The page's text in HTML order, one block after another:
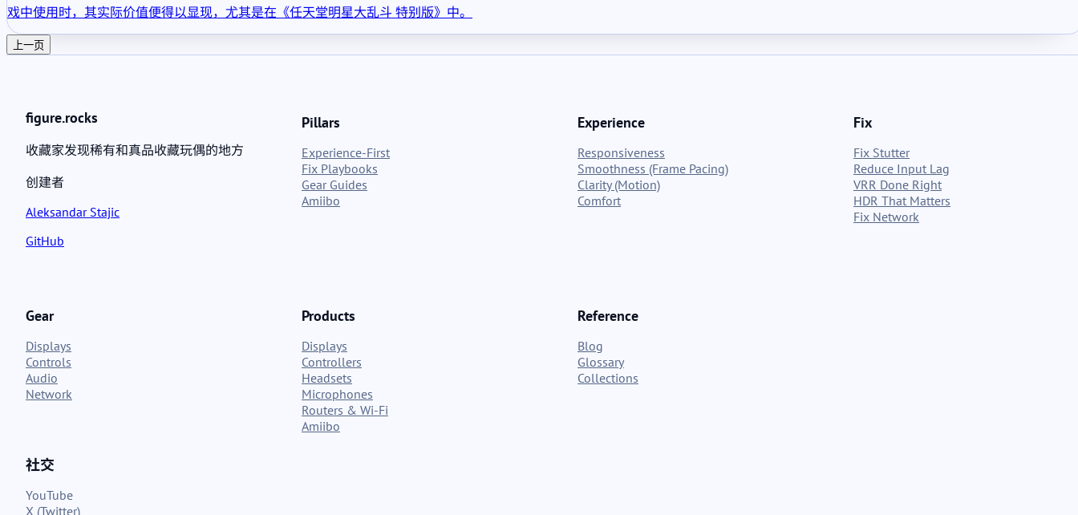
戏中使用时，其实际价值便得以显现，尤其是在《任天堂明星大乱斗 特别版》中。
上一页
figure.rocks
收藏家发现稀有和真品收藏玩偶的地方
创建者
Aleksandar Stajic
GitHub
Pillars
Experience-First
Fix Playbooks
Gear Guides
Amiibo
Experience
Responsiveness
Smoothness (Frame Pacing)
Clarity (Motion)
Comfort
Fix
Fix Stutter
Reduce Input Lag
VRR Done Right
HDR That Matters
Fix Network
Gear
Displays
Controls
Audio
Network
Products
Displays
Controllers
Headsets
Microphones
Routers & Wi-Fi
Amiibo
Reference
Blog
Glossary
Collections
社交
YouTube
X (Twitter)